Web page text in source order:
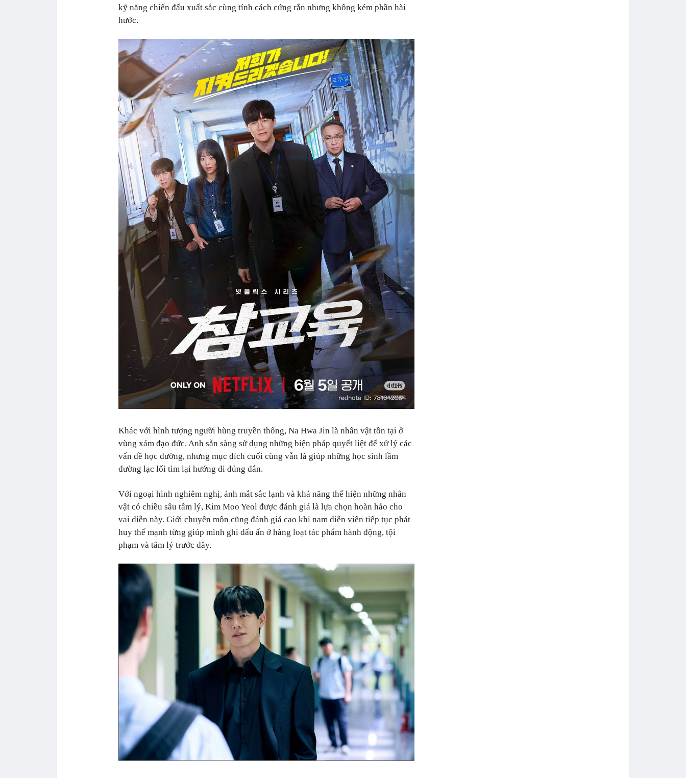
kỹ năng chiến đấu xuất sắc cùng tính cách cứng rắn nhưng không kém phần hài
hước.
Khác với hình tượng người hùng truyền thống, Na Hwa Jin là nhân vật tồn tại ở
vùng xám đạo đức. Anh sẵn sàng sử dụng những biện pháp quyết liệt để xử lý các
vấn đề học đường, nhưng mục đích cuối cùng vẫn là giúp những học sinh lầm
đường lạc lối tìm lại hướng đi đúng đắn.
Với ngoại hình nghiêm nghị, ánh mắt sắc lạnh và khả năng thể hiện những nhân
vật có chiều sâu tâm lý, Kim Moo Yeol được đánh giá là lựa chọn hoàn hảo cho
vai diễn này. Giới chuyên môn cũng đánh giá cao khi nam diễn viên tiếp tục phát
huy thế mạnh từng giúp mình ghi dấu ấn ở hàng loạt tác phẩm hành động, tội
phạm và tâm lý trước đây.